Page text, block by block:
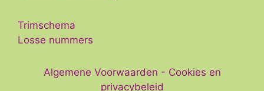
Trimschema
Losse nummers
Algemene Voorwaarden - Cookies en
privacybeleid